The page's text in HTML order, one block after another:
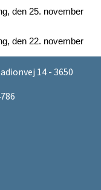
den 25. november
den 22. november
14 - 3650